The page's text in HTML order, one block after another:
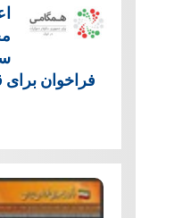
فراخوان